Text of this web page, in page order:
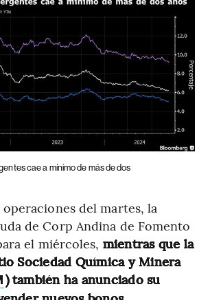
cae a mínimo de más de dos
operaciones del martes, la
de Corp Andina de Fomento
el miércoles, mientras que la
Sociedad Química y Minera
) también ha anunciado su